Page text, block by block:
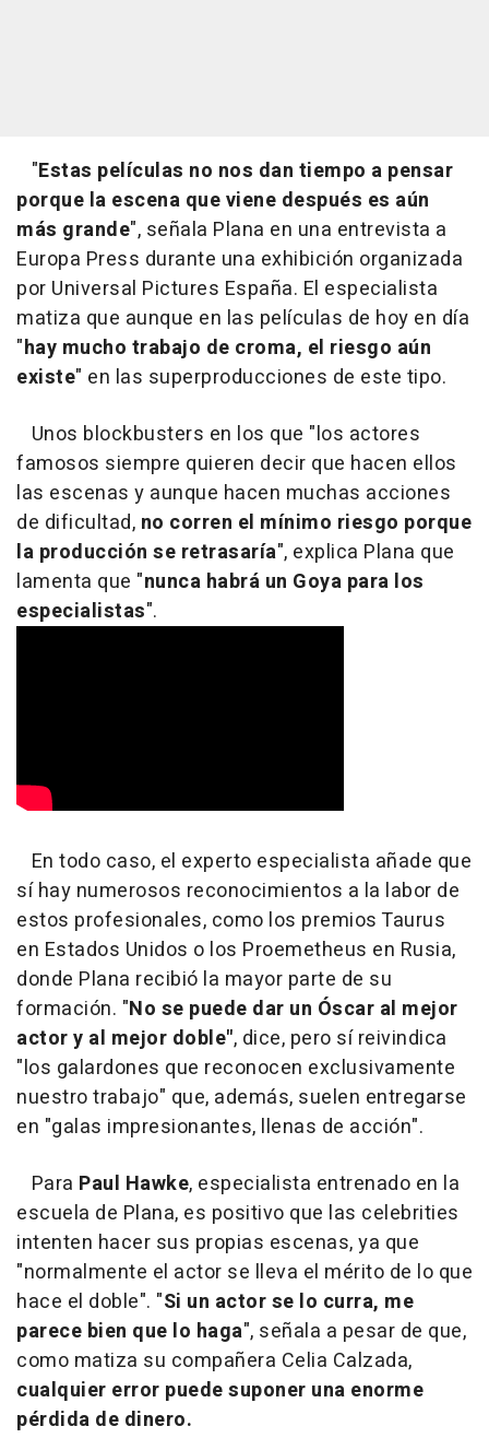
"Estas películas no nos dan tiempo a pensar
porque la escena que viene después es aún
más grande", señala Plana en una entrevista a
Europa Press durante una exhibición organizada
por Universal Pictures España. El especialista
matiza que aunque en las películas de hoy en día
"hay mucho trabajo de croma, el riesgo aún
existe" en las superproducciones de este tipo.
Unos blockbusters en los que "los actores
famosos siempre quieren decir que hacen ellos
las escenas y aunque hacen muchas acciones
de dificultad, no corren el mínimo riesgo porque
la producción se retrasaría", explica Plana que
lamenta que "nunca habrá un Goya para los
especialistas".
En todo caso, el experto especialista añade que
sí hay numerosos reconocimientos a la labor de
estos profesionales, como los premios Taurus
en Estados Unidos o los Proemetheus en Rusia,
donde Plana recibió la mayor parte de su
formación. "No se puede dar un Óscar al mejor
actor y al mejor doble", dice, pero sí reivindica
"los galardones que reconocen exclusivamente
nuestro trabajo" que, además, suelen entregarse
en "galas impresionantes, llenas de acción".
Para Paul Hawke, especialista entrenado en la
escuela de Plana, es positivo que las celebrities
intenten hacer sus propias escenas, ya que
"normalmente el actor se lleva el mérito de lo que
hace el doble". "Si un actor se lo curra, me
parece bien que lo haga", señala a pesar de que,
como matiza su compañera Celia Calzada,
cualquier error puede suponer una enorme
pérdida de dinero.